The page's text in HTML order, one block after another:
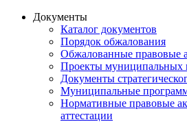
Документы
Каталог документов
Порядок обжалования
Обжалованные правовые
Проекты муниципальных
Документы
Муниципальные
Нормативные правовые
аттестации